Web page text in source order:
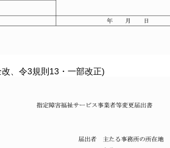
、令3規則13・一部改正)